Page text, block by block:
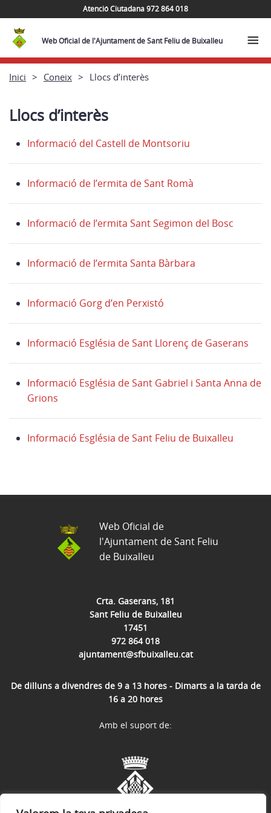
Atenció Ciutadana 972 864 018
Web Oficial de l'Ajuntament de Sant Feliu de Buixalleu
Inici Coneix Llocs d’interès
Llocs d’interès
Informació del Castell de Montsoriu
Informació de l’ermita de Sant Romà
Informació de l’ermita Sant Segimon del Bosc
Informació de l’ermita Santa Bàrbara
Informació Gorg d’en Perxistó
Informació Església de Sant Llorenç de Gaserans
Informació Església de Sant Gabriel i Santa Anna de
Grions
Informació Església de Sant Feliu de Buixalleu
Crta. Gaserans, 181
Sant Feliu de Buixalleu
17451
972 864 018
ajuntament@sfbuixalleu.cat
De dilluns a divendres de 9 a 13 hores - Dimarts a la tarda de
16 a 20 hores
Web Oficial de
l'Ajuntament de Sant Feliu
de Buixalleu
Amb el suport de: